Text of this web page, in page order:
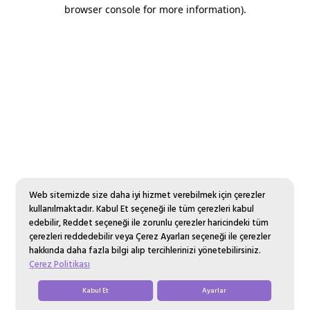
Web sitemizde size daha iyi hizmet verebilmek için çerezler
kullanılmaktadır. Kabul Et seçeneği ile tüm çerezleri kabul
edebilir, Reddet seçeneği ile zorunlu çerezler haricindeki tüm
çerezleri reddedebilir veya Çerez Ayarları seçeneği ile çerezler
hakkında daha fazla bilgi alıp tercihlerinizi yönetebilirsiniz.
Çerez Politikası
Kabul Et Ayarlar
browser console for more information).